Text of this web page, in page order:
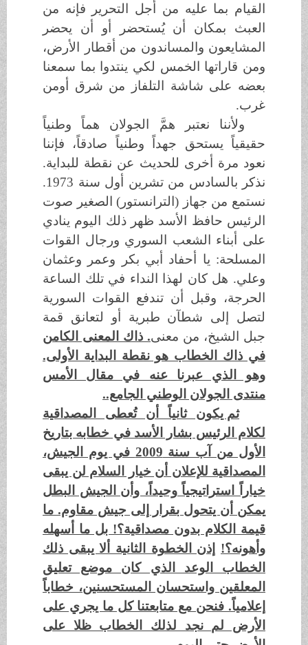
القيام بما عليه من أجل التحرير فإنه من
العبث بمكان أن يُستحضر أو أن يحضر
المشايعون والمساندون من أقطار الأرض،
ومن قاراتها الخمس لكي ينتدوا بما سمعنا
بعضه على شاشة التلفاز من شرق أومن
غرب.
ولأننا نعتبر همَّ الجولان هماً وطنياً
حقيقياً يستحق جهداً وطنياً صادقاً، فإننا
نعود مرة أخرى للحديث عن نقطة للبداية.
نذكر بالسادس من تشرين أول سنة 1973.
نستمع من جهاز (الترانستور) الصغير صوت
الرئيس حافظ الأسد ظهر ذلك اليوم ينادي
على أبناء الشعب السوري ورجال القوات
المسلحة: يا أحفاد أبي بكر وعمر وعثمان
وعلي. هل كان لهذا النداء في تلك الساعة
الحرجة، وقبل أن تندفع القوات السورية
لتصل إلى شطآن طبرية أو لتعانق قمة
جبل الشيخ، من معنى. ذاك المعنى الكامن
في ذاك الخطاب هو نقطة البداية الأولى.
وهو الذي عبرنا عنه في مقال الأمس
منتدى الجولان الوطني الجامع..
ثم يكون ثانياً أن تُعطى المصداقية
لكلام الرئيس بشار الأسد في خطابه بتاريخ
الأول من آب سنة 2009 في يوم الجيش،
المصداقية للإعلان أن خيار السلام لن يبقى
خياراً استراتيجياً وحيداً، وأن الجيش البطل
يمكن أن يتحول بقرار إلى جيش مقاوم. ما
قيمة الكلام بدون مصداقية؟! بل ما أسهله
وأهونه؟! إذن الخطوة الثانية ألا يبقى ذلك
الخطاب الوعد الذي كان موضع تعليق
المعلقين واستحسان المستحسنين، خطاباً
إعلامياً. فنحن مع متابعتنا كل ما يجري على
الأرض لم نجد لذلك الخطاب ظلا على